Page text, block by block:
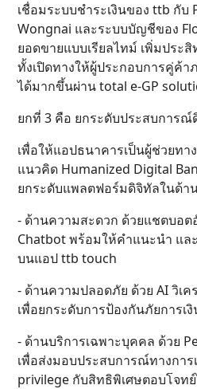
เชื่อมระบบชำระเงินของ ttb กับ
Wongnai และระบบบัญชีของ
ยอดขายแบบเรียลไทม์ เพิ่มประ
ทั้งเปิดทางให้ผู้ประกอบการคู่ค้า
ได้มากขึ้นผ่าน total e-GP
ยกที่ 3 คือ ยกระดับประสบการ
เพื่อให้แอปธนาคารเป็นผู้ช่วยทา
แนวคิด Humanized Digital
ยกระดับแพลตฟอร์มดิจิทัลในด้า
- ด้านความสะดวก ด้วยแชตบอต
Chatbot พร้อมให้คำแนะนำ แล
บนแอป ttb touch
- ด้านความปลอดภัย ด้วย AI วิเ
เพื่อยกระดับการป้องกันภัยการ
- ด้านบริการเฉพาะบุคคล ด้วย
เพื่อส่งมอบประสบการณ์ทางกา
privilege กับสิทธิพิเศษตอบโจท